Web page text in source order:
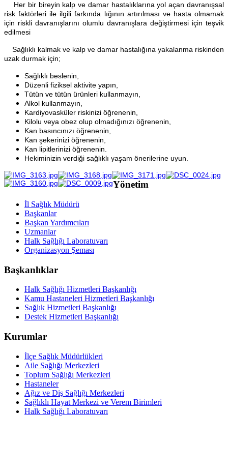
Her bir bireyin kalp ve damar hastalıklarına yol açan davranışsal
risk faktörleri ile ilgili farkında lığının artırılması ve hasta olmamak
için riskli davranışlarını olumlu davranışlara değiştirmesi için teşvik
edilmesi
Sağlıklı kalmak ve kalp ve damar hastalığına yakalanma riskinden
uzak durmak için;
Sağlıklı beslenin,
Düzenli fiziksel aktivite yapın,
Tütün ve tütün ürünleri kullanmayın,
Alkol kullanmayın,
Kardiyovasküler riskinizi öğrenenin,
Kilolu veya obez olup olmadığınızı öğrenenin,
Kan basıncınızı öğrenenin,
Kan şekerinizi öğrenenin,
Kan lipitlerinizi öğrenenin.
Hekiminizin verdiği sağlıklı yaşam önerilerine uyun.
Yönetim
İl Sağlık Müdürü
Başkanlar
Başkan Yardımcıları
Uzmanlar
Halk Sağlığı Laboratuvarı
Organizasyon Şeması
Başkanlıklar
Halk Sağlığı Hizmetleri Başkanlığı
Kamu Hastaneleri Hizmetleri Başkanlığı
Sağlık Hizmetleri Başkanlığı
Destek Hizmetleri Başkanlığı
Kurumlar
İlçe Sağlık Müdürlükleri
Aile Sağlığı Merkezleri
Toplum Sağlığı Merkezleri
Hastaneler
Ağız ve Diş Sağlığı Merkezleri
Sağlıklı Hayat Merkezi ve Verem Birimleri
Halk Sağlığı Laboratuvarı